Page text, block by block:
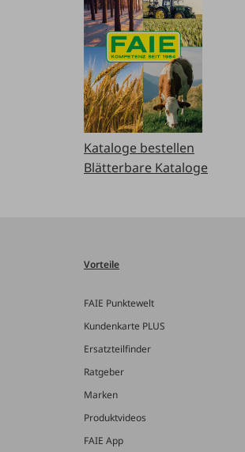
Kataloge bestellen
Blätterbare Kataloge
Vorteile
FAIE Punktewelt
Kundenkarte PLUS
Ersatzteilfinder
Ratgeber
Marken
Produktvideos
FAIE App